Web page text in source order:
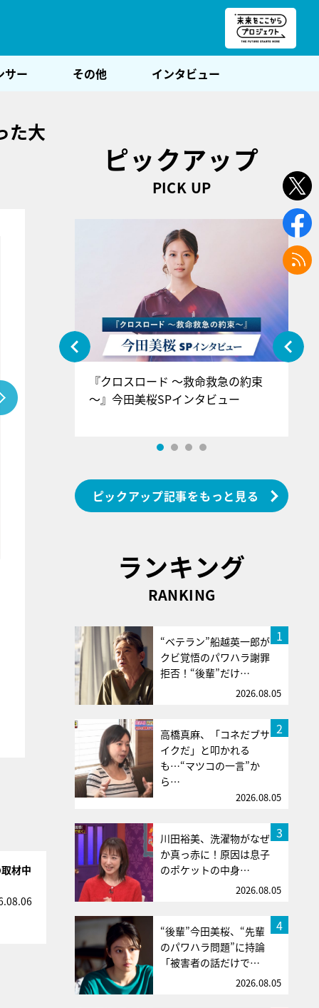
サー その他 インタビュー
た大
材中
ピックアップ
PICK UP
』＝LOV
インタ
『クロスロード ～救命救急の約束
～』今田美桜SPインタビュー
ピックアップ記事をもっと見る
ランキング
RANKING
1
“ベテラン”船越英一郎が
クビ覚悟のパワハラ謝罪
拒否！“後輩”だけ…
2026.08.05
2
高橋真麻、「コネだブサ
イクだ」と叩かれる
も…“マツコの一言”か
ら…
2026.08.05
3
川田裕美、洗濯物がなぜ
か真っ赤に！原因は息子
のポケットの中身…
2026.08.05
4
“後輩”今田美桜、“先輩
のパワハラ問題”に持論
「被害者の話だけで…
2026.08.05